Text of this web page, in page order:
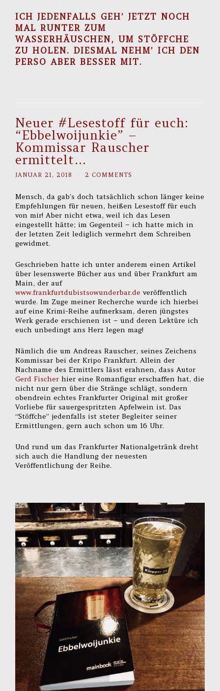
ICH JEDENFALLS GEH’ JETZT NOCH
MAL RUNTER ZUM
WASSERHÄUSCHEN, UM STÖFFCHE
ZU HOLEN. DIESMAL NEHM’ ICH DEN
PERSO ABER BESSER MIT.
Neuer #Lesestoff für euch:
“Ebbelwoijunkie” –
Kommissar Rauscher
ermittelt…
JANUAR 21, 2018 2 COMMENTS
Mensch, da gab’s doch tatsächlich schon länger keine
Empfehlungen für neuen, heißen Lesestoff für euch
von mir! Aber nicht etwa, weil ich das Lesen
eingestellt hätte; im Gegenteil – ich hatte mich in
der letzten Zeit lediglich vermehrt dem Schreiben
gewidmet.
Geschrieben hatte ich unter anderem einen Artikel
über lesenswerte Bücher aus und über Frankfurt am
Main, der auf
www.frankfurtdubistsowunderbar.de veröffentlich
wurde. Im Zuge meiner Recherche wurde ich hierbei
auf eine Krimi-Reihe aufmerksam, deren jüngstes
Werk gerade erschienen ist – und deren Lektüre ich
euch unbedingt ans Herz legen mag!
Nämlich die um Andreas Rauscher, seines Zeichens
Kommissar bei der Kripo Frankfurt. Allein der
Nachname des Ermittlers lässt erahnen, dass Autor
Gerd Fischer hier eine Romanfigur erschaffen hat, die
nicht nur gern über die Stränge schlägt, sondern
obendrein echtes Frankfurter Original mit großer
Vorliebe für sauergespritzten Apfelwein ist. Das
“Stöffche” jedenfalls ist steter Begleiter seiner
Ermittlungen, gern auch schon um 16 Uhr.
Und rund um das Frankfurter Nationalgetränk dreht
sich auch die Handlung der neuesten
Veröffentlichung der Reihe.